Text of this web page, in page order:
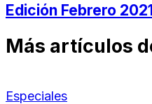
Edición Febrero
Más artículos
Especiales